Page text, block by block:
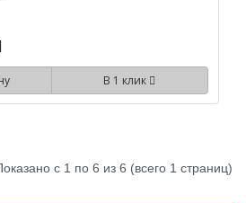
В 1 клик
с 1 по 6 из 6 (всего 1 страниц)